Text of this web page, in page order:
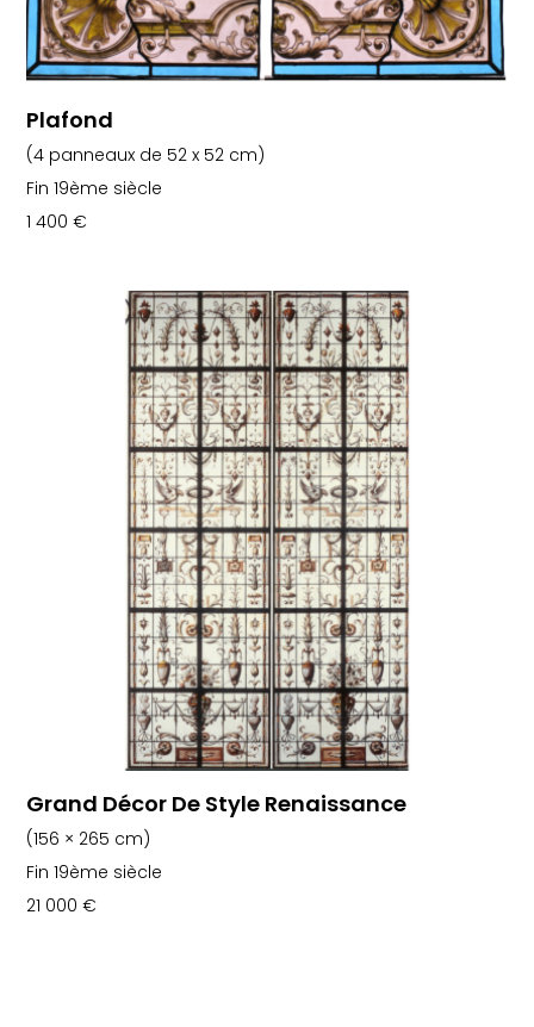
Plafond
(4 panneaux de 52 x 52 cm)
Fin 19ème siècle
1 400€
Grand Décor De Style Renaissance
(156 × 265 cm)
Fin 19ème siècle
21 000€